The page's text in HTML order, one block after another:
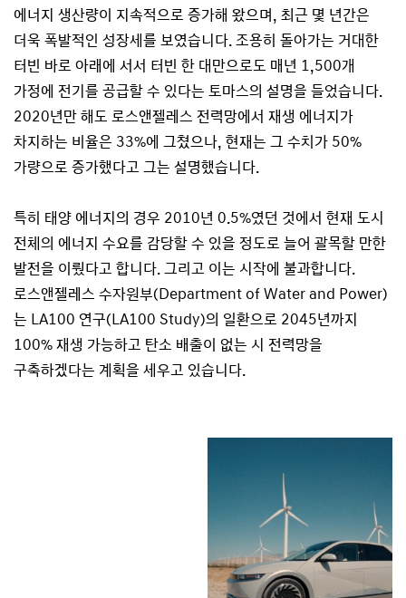
에너지 생산량이 지속적으로 증가해 왔으며, 최근 몇 년간은
더욱 폭발적인 성장세를 보였습니다. 조용히 돌아가는 거대한
터빈 바로 아래에 서서 터빈 한 대만으로도 매년 1,500개
가정에 전기를 공급할 수 있다는 토마스의 설명을 들었습니다.
2020년만 해도 로스앤젤레스 전력망에서 재생 에너지가
차지하는 비율은 33%에 그쳤으나, 현재는 그 수치가 50%
가량으로 증가했다고 그는 설명했습니다.
특히 태양 에너지의 경우 2010년 0.5%였던 것에서 현재 도시
전체의 에너지 수요를 감당할 수 있을 정도로 늘어 괄목할 만한
발전을 이뤘다고 합니다. 그리고 이는 시작에 불과합니다.
로스앤젤레스 수자원부(Department of Water and Power)
는 LA100 연구(LA100 Study)의 일환으로 2045년까지
100% 재생 가능하고 탄소 배출이 없는 시 전력망을
구축하겠다는 계획을 세우고 있습니다.